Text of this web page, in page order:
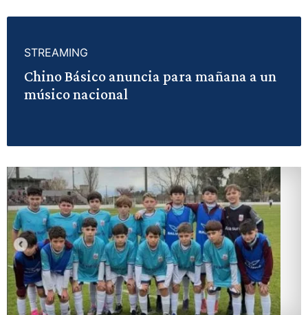
STREAMING
Chino Básico anuncia para mañana a un
músico nacional